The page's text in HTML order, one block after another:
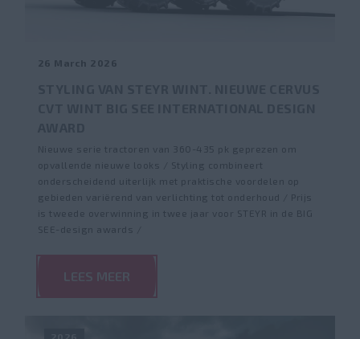
26 March 2026
Nieuwe serie tractoren van 360-435 pk geprezen om
opvallende nieuwe looks / Styling combineert
onderscheidend uiterlijk met praktische voordelen op
gebieden variërend van verlichting tot onderhoud / Prijs
is tweede overwinning in twee jaar voor STEYR in de BIG
SEE-design awards /
LEES MEER